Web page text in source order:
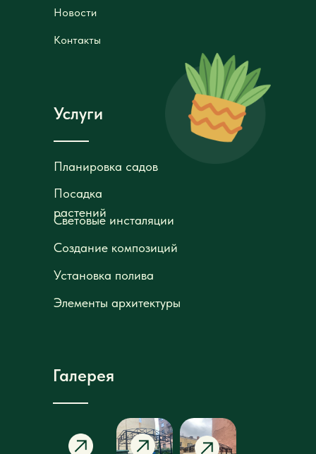
Галерея
Элементы архитектуры
Элементы архитектуры
Установка полива
Установка полива
Создание композиций
Создание композиций
Световые инсталяции
Световые инсталяции
Посадка
Посадка
Услуги